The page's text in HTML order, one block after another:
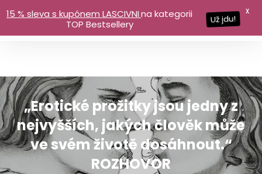
„Erotické prožitky jsou jedny z
nejvyšších, jakých člověk může
ve svém životě dosáhnout.“
ROZHOVOR
15 % sleva s kupónem LASCIVNIna kategorii
TOP Bestsellery
Už jdu!
X